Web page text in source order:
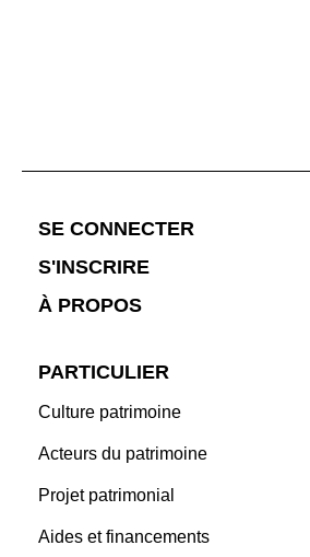
SE CONNECTER
S'INSCRIRE
À PROPOS
PARTICULIER
Culture patrimoine
Acteurs du patrimoine
Projet patrimonial
Aides et financements